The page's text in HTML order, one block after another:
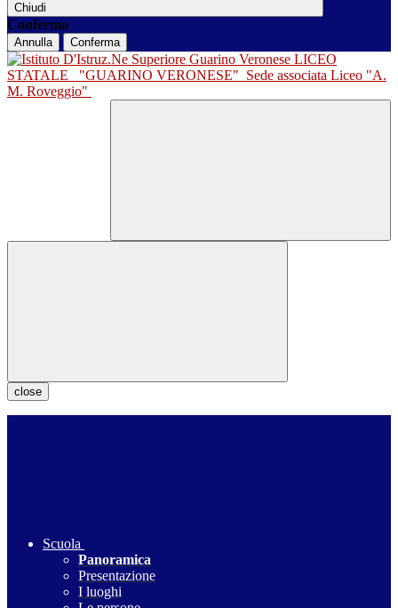
Chiudi
Conferma
Annulla Conferma
LICEO
STATALE
"GUARINO VERONESE" Sede associata Liceo "A.
M. Roveggio"
close
Scuola
Panoramica
Presentazione
I luoghi